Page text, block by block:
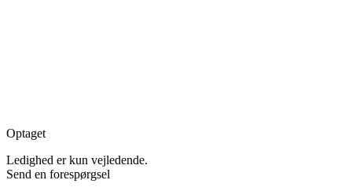
Optaget
Ledighed er kun vejledende.
Send en forespørgsel